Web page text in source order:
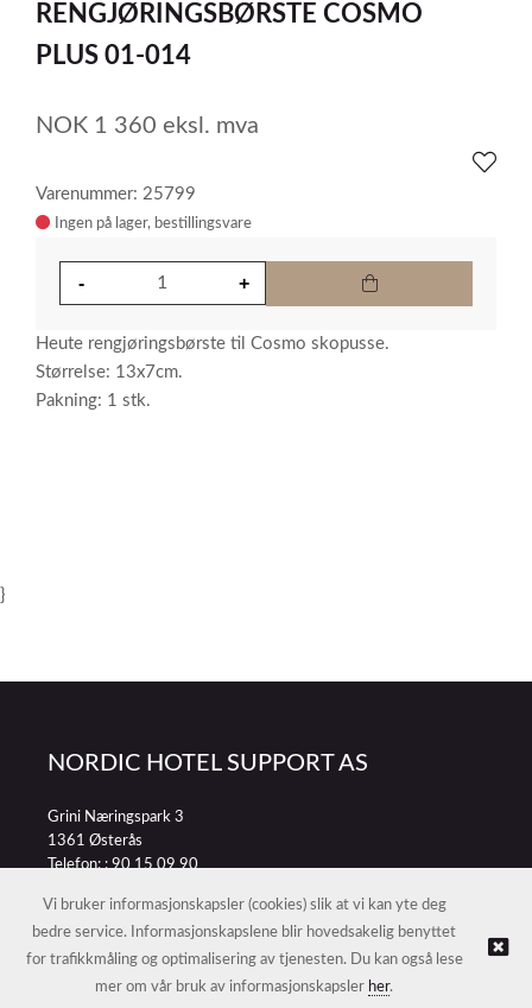
of
1
RENGJØRINGSBØRSTE COSMO
PLUS 01-014
NOK 1 360 eksl. mva
Varenummer: 25799
Ingen på lager
Heute rengjøringsbørste til Cosmo skopusse.
Størrelse: 13x7cm.
Pakning: 1 stk.
}
NORDIC HOTEL SUPPORT AS
Grini Næringspark 3
1361 Østerås
Telefon: :90 15 09 90
© NORDIC HOTEL SUPPORT AS |Nettbutikk levert av Kréatif
Vi bruker informasjonskapsler (cookies) slik at vi kan yte deg
bedre service. Informasjonskapslene blir hovedsakelig benyttet
for trafikkmåling og optimalisering av tjenesten. Du kan også lese
mer om vår bruk av informasjonskapsler her.